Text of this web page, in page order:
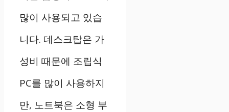
많이 사용되고 있습
니다. 데스크탑은 가
성비 때문에 조립식
PC를 많이 사용하지
만, 노트북은 소형 부